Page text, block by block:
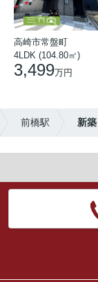
高崎市常盤町
4LDK (104.80㎡)
3,499万円
前橋駅 新